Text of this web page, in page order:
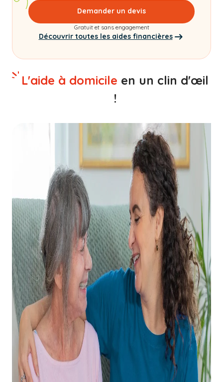
Demander un devis
Gratuit et sans engagement
Découvrir toutes les aides financières
L'aide à domicile en un clin d'œil
!